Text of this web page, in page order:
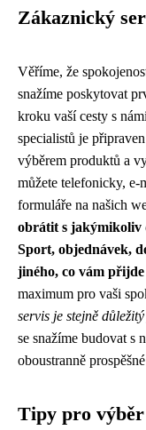
Zákaznický
Věříme, že
snažíme poskytovat
kroku vaší cesty s
specialistů je
výběrem produktů a
můžete telefonicky,
formuláře na našich
obrátit s jakýmikoliv
Sport, objednávek,
jiného, co vám
maximum pro vaši
servis je stejně
se snažíme budovat s
oboustranně
Tipy pro